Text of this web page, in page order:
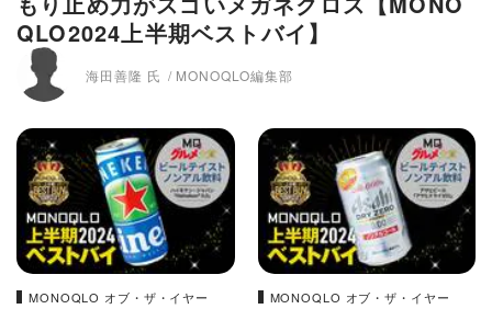
QLO2024上半期ベストバイ】
海田善隆 氏 MONOQLO編集部
MONOQLO オブ・ザ・イヤー MONOQLO オブ・ザ・イヤー